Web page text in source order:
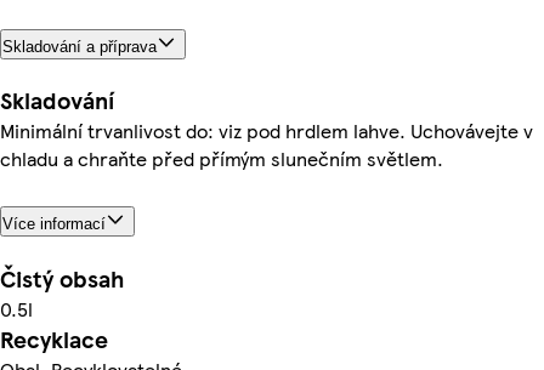
Skladování a příprava
Skladování
Minimální trvanlivost do: viz pod hrdlem lahve. Uchovávejte v
chladu a chraňte před přímým slunečním světlem.
Více informací
Čistý obsah
0.5l
Recyklace